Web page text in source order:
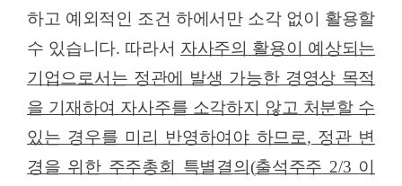
하고 예외적인 조건 하에서만 소각 없이 활용할
수 있습니다. 따라서 자사주의 활용이 예상되는
기업으로서는 정관에 발생 가능한 경영상 목적
을 기재하여 자사주를 소각하지 않고 처분할 수
있는 경우를 미리 반영하여야 하므로, 정관 변
경을 위한 주주총회 특별결의 (출석주주 2/3 이